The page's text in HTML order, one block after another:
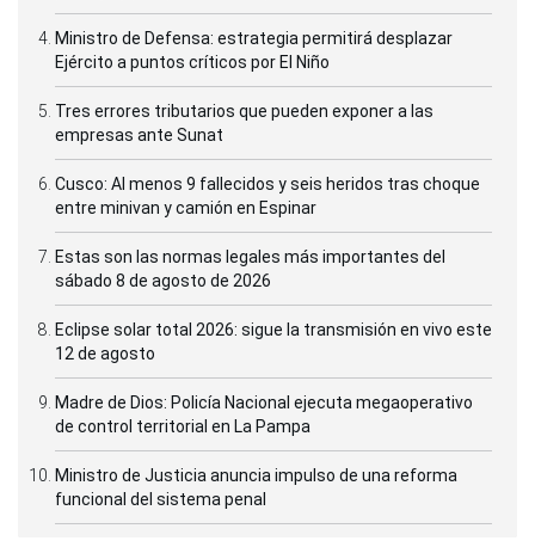
Ministro de Defensa: estrategia permitirá desplazar
Ejército a puntos críticos por El Niño
Tres errores tributarios que pueden exponer a las
empresas ante Sunat
Cusco: Al menos 9 fallecidos y seis heridos tras choque
entre minivan y camión en Espinar
Estas son las normas legales más importantes del
sábado 8 de agosto de 2026
Eclipse solar total 2026: sigue la transmisión en vivo este
12 de agosto
Madre de Dios: Policía Nacional ejecuta megaoperativo
de control territorial en La Pampa
Ministro de Justicia anuncia impulso de una reforma
funcional del sistema penal